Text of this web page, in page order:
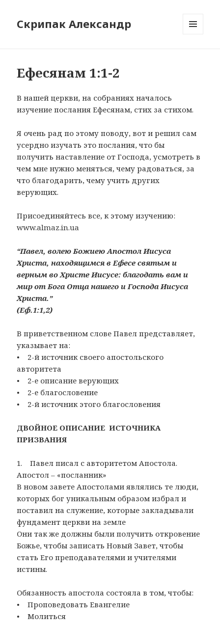
Скрипак Александр
Ефесянам 1:1-2
В нашей церкви, на собраниях началось
изучение послания Ефесянам, стих за стихом.
Я очень рад по этому поводу, вот и решил сам
усердно изучать это послания, что бы
получить наставление от Господа, усмотреть в
чем мне нужно меняться, чему радоваться, за
что благодарить, чему учить других
верующих.
Присоединяйтесь все, к этому изучению:
www.almaz.in.ua
“Павел, волею Божиею Апостол Иисуса
Христа, находящимся в Ефесе святым и
верным во Христе Иисусе: благодать вам и
мир от Бога Отца нашего и Господа Иисуса
Христа.”
(Еф.1:1,2)
В приветственном слове Павел представляет,
указывает на:
• 2-й источник своего апостольского
авторитета
• 2-е описание верующих
• 2-е благословение
• 2-й источник этого благословения
ДВОЙНОЕ ОПИСАНИЕ ИСТОЧНИКА
ПРИЗВАНИЯ
1. Павел писал с авторитетом Апостола.
Апостол – «посланник»
В новом завете Апостолами являлись те люди,
которых бог уникальным образом избрал и
поставил на служение, которые закладывали
фундамент церкви на земле
Они так же должны были получить откровение
Божье, чтобы записать Новый Завет, чтобы
стать Его преподавателями и учителями
истины.
Обязанность апостола состояла в том, чтобы:
• Проповедовать Евангелие
• Молиться